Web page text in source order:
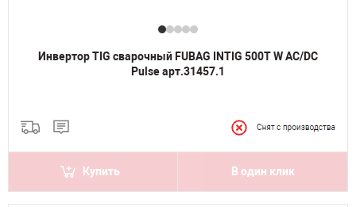
Инвертор TIG сварочный FUBAG INTIG 500T W AC/DC
Pulse арт.31457.1
Купить В один клик